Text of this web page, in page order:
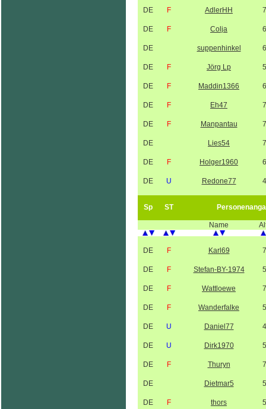
DE F AdlerHH
DE F Colja
DE suppenhinkel
DE F Jörg Lp
DE F Maddin1366
DE F Eh47
DE F Manpantau
DE Lies54
DE F Holger1960
DE U Redone77
Sp ST
Name
DE F Karl69
DE F Stefan-BY-1974
DE F Wattloewe
DE F Wanderfalke
DE U Daniel77
DE U Dirk1970
DE F Thuryn
DE Dietmar5
DE F thors